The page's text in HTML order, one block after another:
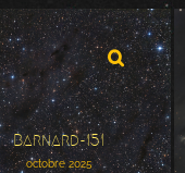
Barnard-151
Barnard-151
octobre 2025